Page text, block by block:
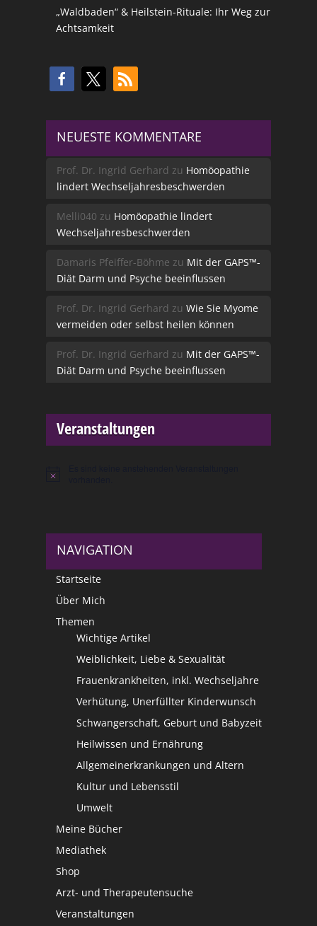
„Waldbaden“ & Heilstein-Rituale: Ihr Weg zur
Achtsamkeit
NEUESTE KOMMENTARE
Prof. Dr. Ingrid Gerhard zu Homöopathie
lindert Wechseljahresbeschwerden
Melli040 zu Homöopathie lindert
Wechseljahresbeschwerden
Damaris Pfeiffer-Böhme zu Mit der GAPS™-
Diät Darm und Psyche beeinflussen
Prof. Dr. Ingrid Gerhard zu Wie Sie Myome
vermeiden oder selbst heilen können
Prof. Dr. Ingrid Gerhard zu Mit der GAPS™-
Diät Darm und Psyche beeinflussen
Veranstaltungen
Hinweis
NAVIGATION
Startseite
Über Mich
Themen
Wichtige Artikel
Weiblichkeit, Liebe & Sexualität
Frauenkrankheiten, inkl. Wechseljahre
Verhütung, Unerfüllter Kinderwunsch
Schwangerschaft, Geburt und Babyzeit
Heilwissen und Ernährung
Allgemeinerkrankungen und Altern
Kultur und Lebensstil
Umwelt
Meine Bücher
Mediathek
Shop
Arzt- und Therapeutensuche
Veranstaltungen